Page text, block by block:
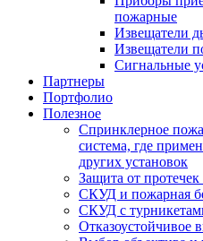
пожарные
Извещатели
Извещатели
Сигнальные
Партнеры
Портфолио
Полезное
Спринклерное
система, где
других установок
Защита от
СКУД и пожарная
СКУД с
Отказоустойчивое